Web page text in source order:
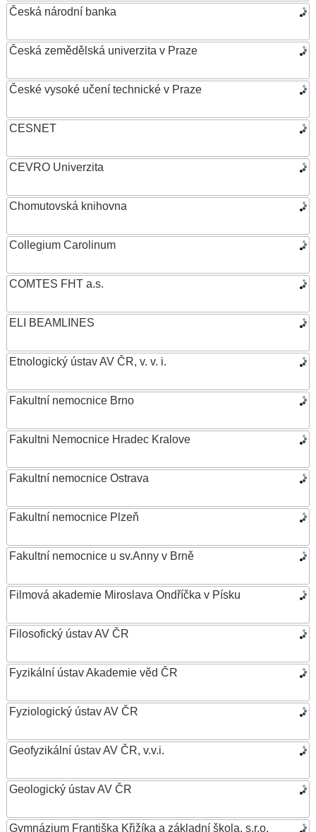
Česká národní banka
Česká zemědělská univerzita v Praze
České vysoké učení technické v Praze
CESNET
CEVRO Univerzita
Chomutovská knihovna
Collegium Carolinum
COMTES FHT a.s.
ELI BEAMLINES
Etnologický ústav AV ČR, v. v. i.
Fakultní nemocnice Brno
Fakultni Nemocnice Hradec Kralove
Fakultní nemocnice Ostrava
Fakultní nemocnice Plzeň
Fakultní nemocnice u sv.Anny v Brně
Filmová akademie Miroslava Ondříčka v Písku
Filosofický ústav AV ČR
Fyzikální ústav Akademie věd ČR
Fyziologický ústav AV ČR
Geofyzikální ústav AV ČR, v.v.i.
Geologický ústav AV ČR
Gymnázium Františka Křižíka a základní škola, s.r.o.